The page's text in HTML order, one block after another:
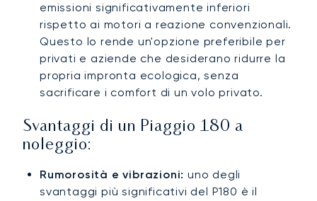
emissioni significativamente inferiori
rispetto ai motori a reazione convenzionali.
Questo lo rende un'opzione preferibile per
privati e aziende che desiderano ridurre la
propria impronta ecologica, senza
sacrificare i comfort di un volo privato.
Svantaggi di un Piaggio 180 a
noleggio:
Rumorosità e vibrazioni: uno degli
svantaggi più significativi del P180 è il